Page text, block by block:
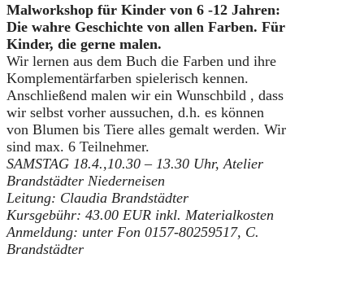
Malworkshop für Kinder von 6 -12 Jahren:
Die wahre Geschichte von allen Farben. Für
Kinder, die gerne malen.
Wir lernen aus dem Buch die Farben und ihre
Komplementärfarben spielerisch kennen.
Anschließend malen wir ein Wunschbild , dass
wir selbst vorher aussuchen, d.h. es können
von Blumen bis Tiere alles gemalt werden. Wir
sind max. 6 Teilnehmer.
SAMSTAG 18.4.,10.30 – 13.30 Uhr, Atelier
Brandstädter Niederneisen
Leitung: Claudia Brandstädter
Kursgebühr: 43.00 EUR inkl. Materialkosten
Anmeldung: unter Fon 0157-80259517, C.
Brandstädter